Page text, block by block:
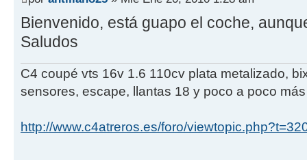
Bienvenido, está guapo el coche,
Saludos
C4 coupé vts 16v 1.6 110cv plata metalizado,
sensores, escape, llantas 18 y poco a poco
http://www.c4atreros.es/foro/